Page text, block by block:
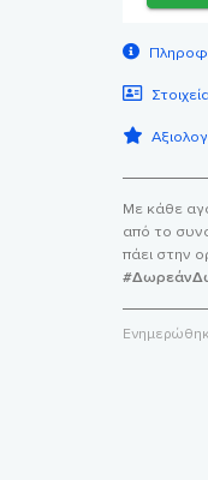
Με κάθε
από το
πάει στην